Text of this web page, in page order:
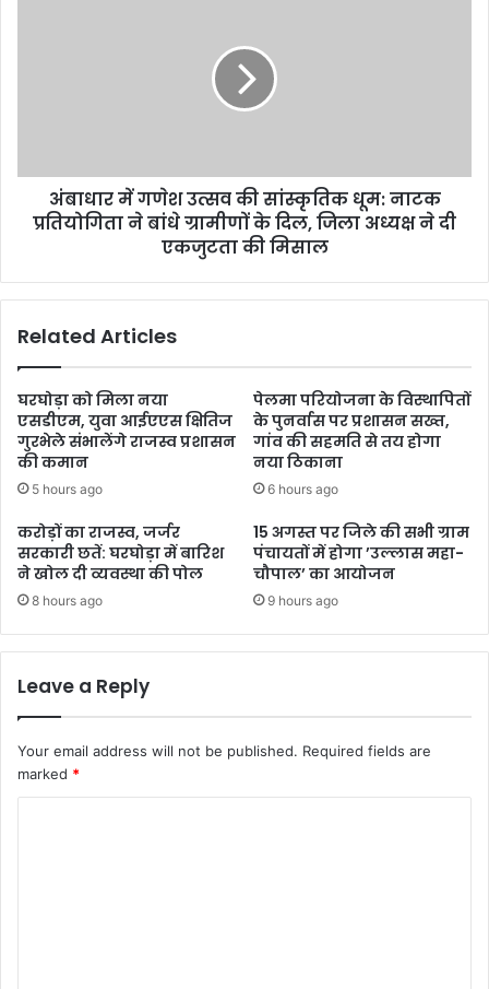
अंबाधार में गणेश उत्सव की सांस्कृतिक धूम: नाटक
प्रतियोगिता ने बांधे ग्रामीणों के दिल, जिला अध्यक्ष ने दी
एकजुटता की मिसाल
Related Articles
घरघोड़ा को मिला नया
एसडीएम, युवा आईएएस क्षितिज
गुरभेले संभालेंगे राजस्व प्रशासन
की कमान
5 hours ago
पेलमा परियोजना के विस्थापितों
के पुनर्वास पर प्रशासन सख्त,
गांव की सहमति से तय होगा
नया ठिकाना
6 hours ago
करोड़ों का राजस्व, जर्जर
सरकारी छतें: घरघोड़ा में बारिश
ने खोल दी व्यवस्था की पोल
8 hours ago
15 अगस्त पर जिले की सभी ग्राम
पंचायतों में होगा ’उल्लास महा-
चौपाल’ का आयोजन
9 hours ago
Leave a Reply
Your email address will not be published. Required fields are
marked *